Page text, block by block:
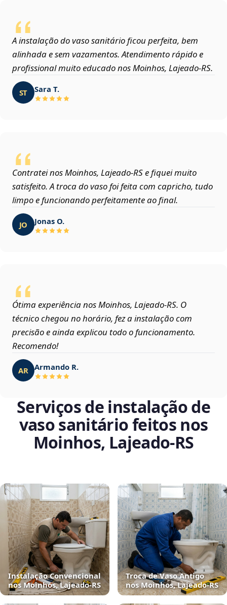
A instalação do vaso sanitário ficou perfeita, bem
alinhada e sem vazamentos. Atendimento rápido e
profissional muito educado nos Moinhos, Lajeado‑RS.
ST Sara T.
Contratei nos Moinhos, Lajeado‑RS e fiquei muito
satisfeito. A troca do vaso foi feita com capricho, tudo
limpo e funcionando perfeitamente ao final.
JO Jonas O.
Ótima experiência nos Moinhos, Lajeado‑RS. O
técnico chegou no horário, fez a instalação com
precisão e ainda explicou todo o funcionamento.
Recomendo!
AR Armando R.
Serviços de instalação de
vaso sanitário feitos nos
Moinhos, Lajeado‑RS
Instalação Convencional
nos Moinhos, Lajeado‑RS
Troca de Vaso Antigo
nos Moinhos, Lajeado‑RS